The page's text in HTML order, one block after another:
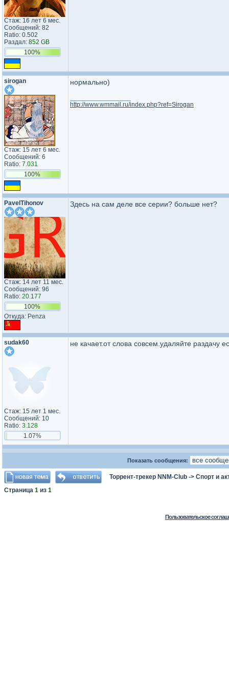
Стаж: 16 лет 6 мес.
Сообщений: 82
Ratio: 0.502
Раздал: 852 GB
100%
sirogan
Стаж: 15 лет 6 мес.
Сообщений: 6
Ratio: 7.031
100%
нормально)
http://www.wmmail.ru/index.php?ref=Sirogan
PavelTihonov
Стаж: 14 лет 11 мес.
Сообщений: 96
Ratio: 20.177
100%
Откуда: Penza
Здесь на сам деле все серии? больше нет?
sudak60
Стаж: 15 лет 1 мес.
Сообщений: 10
Ratio: 3.128
1.07%
не качает.от слова совсем.удаляйте раздачу
Показать сообщения:
Торрент-трекер NNM-Club -> Спорт и
Страница 1 из 1
Пользовательское